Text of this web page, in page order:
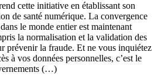
cette initiative en établissant son
de santé numérique. La convergence
le monde entier est maintenant
la normalisation et la validation des
prévenir la fraude. Et ne vous inquiétez
à vos données personnelles, c’est le
(…)